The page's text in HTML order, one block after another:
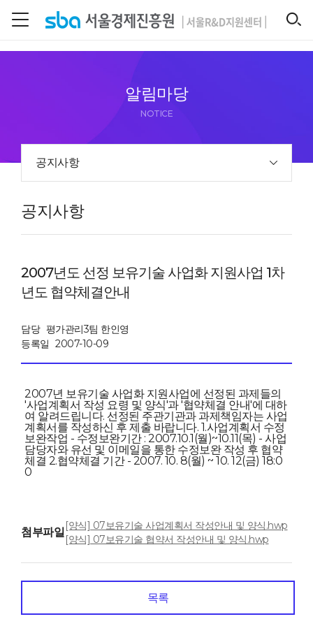
알림마당
NOTICE
공지사항
공지사항
2007년도 선정 보유기술 사업화 지원사업 1차
년도 협약체결안내
담당 평가관리3팀 한인영
등록일 2007-10-09
2007년 보유기술 사업화 지원사업에 선정된 과제들의
'사업계획서 작성 요령 및 양식'과 '협약체결 안내'에 대하
여 알려드립니다. 선정된 주관기관과 과제책임자는 사업
계획서를 작성하신 후 제출 바랍니다. 1.사업계획서 수정
보완작업 - 수정보완기간 : 2007.10.1(월)~10.11(목) - 사업
담당자와 유선 및 이메일을 통한 수정보완 작성 후 협약
체결 2.협약체결 기간 - 2007. 10. 8(월) ~ 10. 12(금) 18:0
0
첨부파일 [양식] 07보유기술 사업계획서 작성안내 및 양식.hwp
[양식] 07보유기술 협약서 작성안내 및 양식.hwp
목록